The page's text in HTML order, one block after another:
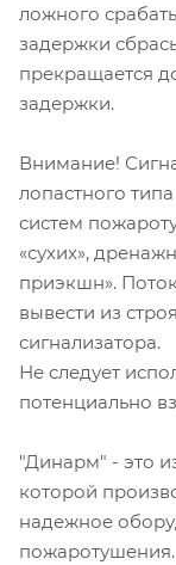
ложного
задержки
прекращается
задержки.
Внимание!
лопастного
систем
«сухих»,
приэкшн».
вывести из
сигнализатора.
Не следует
потенциально
"Динарм" - это
которой
надежное
пожаротушения.